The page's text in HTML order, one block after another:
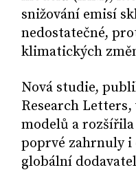
snižování emisí
nedostatečné,
klimatických
Nová studie,
Research
modelů a
poprvé zahrnuly
globální